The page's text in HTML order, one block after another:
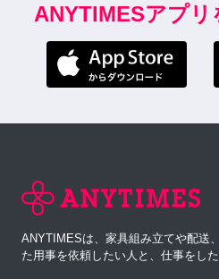
ANYTIMESアプ
ANYTIMESは、家具組み立てや配送
た用事を依頼したい人と、仕事をし